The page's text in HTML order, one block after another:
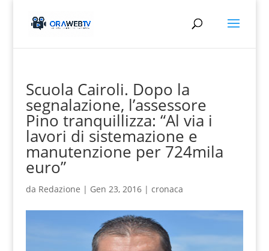
Scuola Cairoli. Dopo la
segnalazione, l’assessore
Pino tranquillizza: “Al via i
lavori di sistemazione e
manutenzione per 724mila
euro”
da Redazione | Gen 23, 2016| cronaca